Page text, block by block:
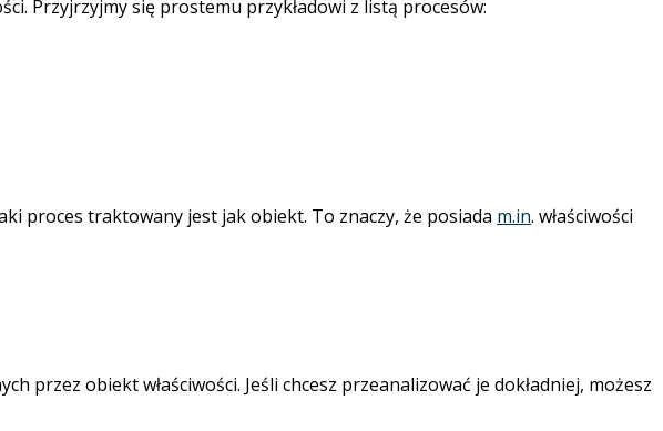
Przyjrzyjmy się prostemu przykładowi z listą procesów:
proces traktowany jest jak obiekt. To znaczy, że posiada m.in. właściwości
przez obiekt właściwości. Jeśli chcesz przeanalizować je dokładniej, możesz